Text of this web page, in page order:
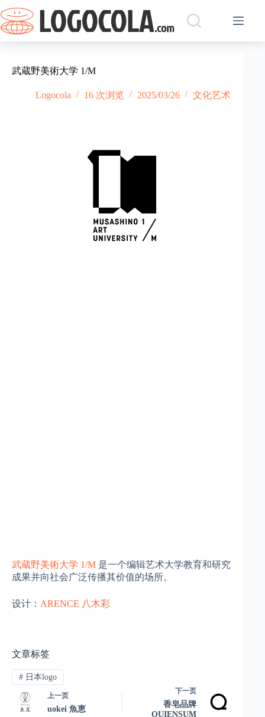
过
内
容
武蔵野美術大学 1/M
Logocola 16 次浏览 2025/03/26 文化艺术
武蔵野美術大学 1/M 是一个编辑艺术大学教育和研究
成果并向社会广泛传播其价值的场所。
设计： ARENCE 八木彩
文章标签
#日本logo
上一页
uokei 魚恵
下一页
香皂品牌
QUIENSUM